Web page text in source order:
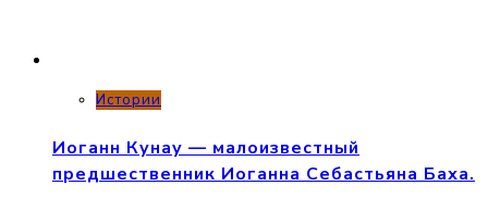
Истории
Иоганн Кунау — малоизвестный
предшественник Иоганна Себастьяна Баха.